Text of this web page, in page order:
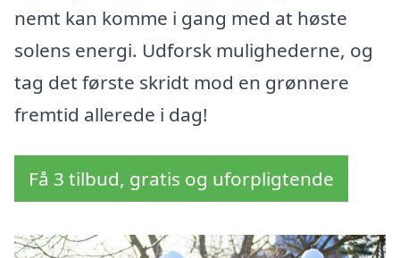
nemt kan komme i gang med at høste
solens energi. Udforsk mulighederne, og
tag det første skridt mod en grønnere
fremtid allerede i dag!
Få 3 tilbud, gratis og uforpligtende